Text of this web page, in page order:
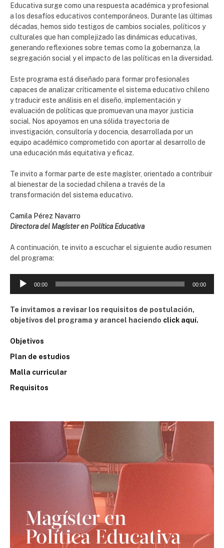
Educativa surge como una respuesta académica y profesional
a los desafíos educativos contemporáneos. Durante las últimas
décadas, hemos sido testigos de cambios sociales, políticos y
culturales que han complejizado las dinámicas educativas,
generando reflexiones sobre temas como la gobernanza, la
segregación social y el impacto de las políticas en la diversidad.
Este programa está diseñado para formar profesionales
capaces de analizar críticamente el sistema educativo chileno
y traducir este análisis en el diseño, implementación y
evaluación de políticas que promuevan una mayor justicia
social. Nos apoyamos en una sólida trayectoria de
investigación, consultoría y docencia, desarrollada por un
equipo académico comprometido con aportar al desarrollo de
una educación más equitativa y eficaz.
Te invito a formar parte de este magíster, orientado a contribuir
al bienestar de la sociedad chilena a través de la
transformación del sistema educativo.
Camila Pérez Navarro
Directora del Magíster en Política Educativa
A continuación, te invito a escuchar el siguiente audio resumen
del programa:
r
o
u
c
o
r
00:00 00:00
Te invitamos a revisar los requisitos de postulación,
objetivos del programa y arancel haciendo click aquí.
Objetivos
Plan de estudios
Malla curricular
Requisitos